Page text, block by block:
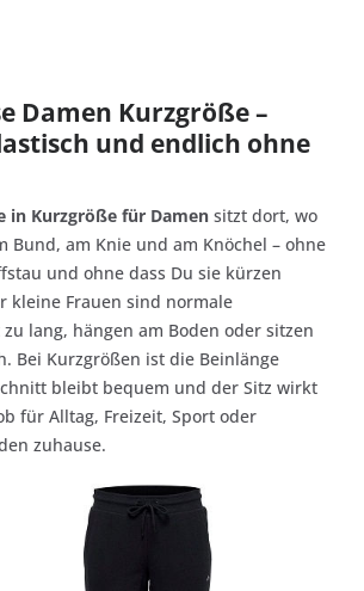
Damen Kurzgröße –
und endlich ohne
in Kurzgröße für Damen sitzt dort, wo
Bund, am Knie und am Knöchel – ohne
und ohne dass Du sie kürzen
kleine Frauen sind normale
zu lang, hängen am Boden oder sitzen
Bei Kurzgrößen ist die Beinlänge
bleibt bequem und der Sitz wirkt
für Alltag, Freizeit, Sport oder
zuhause.